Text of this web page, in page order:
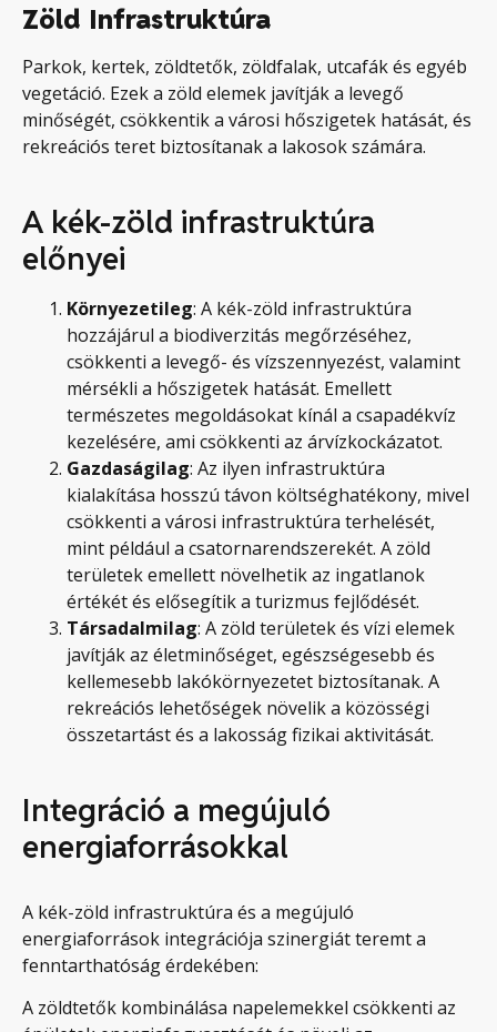
Zöld Infrastruktúra
Parkok, kertek, zöldtetők, zöldfalak, utcafák és egyéb
vegetáció. Ezek a zöld elemek javítják a levegő
minőségét, csökkentik a városi hőszigetek hatását, és
rekreációs teret biztosítanak a lakosok számára.
A kék-zöld infrastruktúra
előnyei
Környezetileg: A kék-zöld infrastruktúra
hozzájárul a biodiverzitás megőrzéséhez,
csökkenti a levegő- és vízszennyezést, valamint
mérsékli a hőszigetek hatását. Emellett
természetes megoldásokat kínál a csapadékvíz
kezelésére, ami csökkenti az árvízkockázatot.
Gazdaságilag: Az ilyen infrastruktúra
kialakítása hosszú távon költséghatékony, mivel
csökkenti a városi infrastruktúra terhelését,
mint például a csatornarendszerekét. A zöld
területek emellett növelhetik az ingatlanok
értékét és elősegítik a turizmus fejlődését.
Társadalmilag: A zöld területek és vízi elemek
javítják az életminőséget, egészségesebb és
kellemesebb lakókörnyezetet biztosítanak. A
rekreációs lehetőségek növelik a közösségi
összetartást és a lakosság fizikai aktivitását.
Integráció a megújuló
energiaforrásokkal
A kék-zöld infrastruktúra és a megújuló
energiaforrások integrációja szinergiát teremt a
fenntarthatóság érdekében:
A zöldtetők kombinálása napelemekkel csökkenti az